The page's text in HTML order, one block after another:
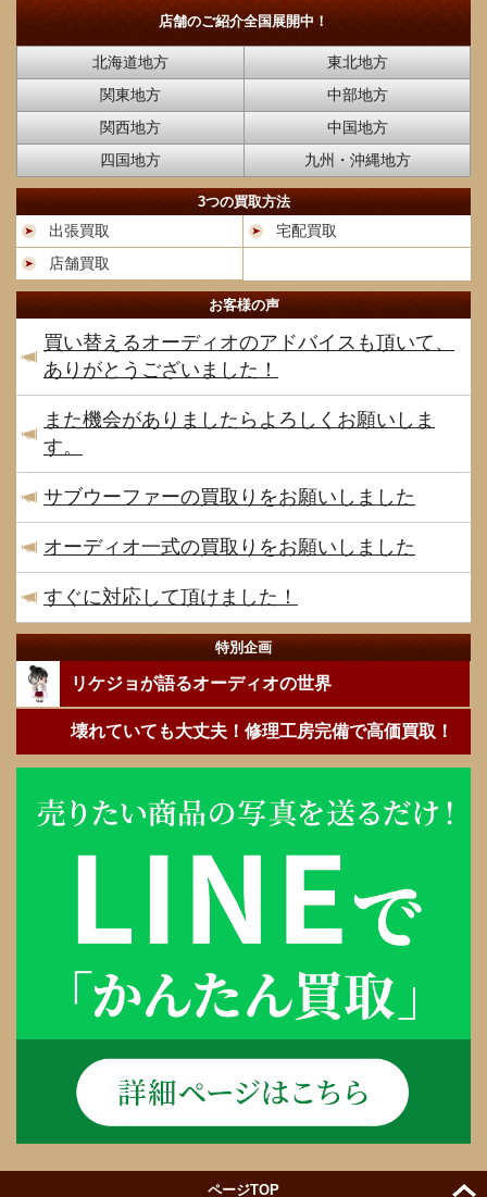
店舗のご紹介全国展開中！
北海道地方
東北地方
関東地方
中部地方
関西地方
中国地方
四国地方
九州・沖縄地方
3つの買取方法
出張買取
宅配買取
店舗買取
お客様の声
買い替えるオーディオのアドバイスも頂いて、
ありがとうございました！
また機会がありましたらよろしくお願いしま
す。
サブウーファーの買取りをお願いしました
オーディオ一式の買取りをお願いしました
すぐに対応して頂けました！
特別企画
リケジョが語るオーディオの世界
壊れていても大丈夫！修理工房完備で高価買取！
ページTOP